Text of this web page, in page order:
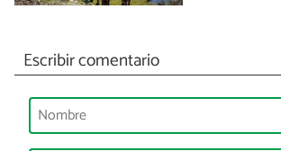
Escribir comentario